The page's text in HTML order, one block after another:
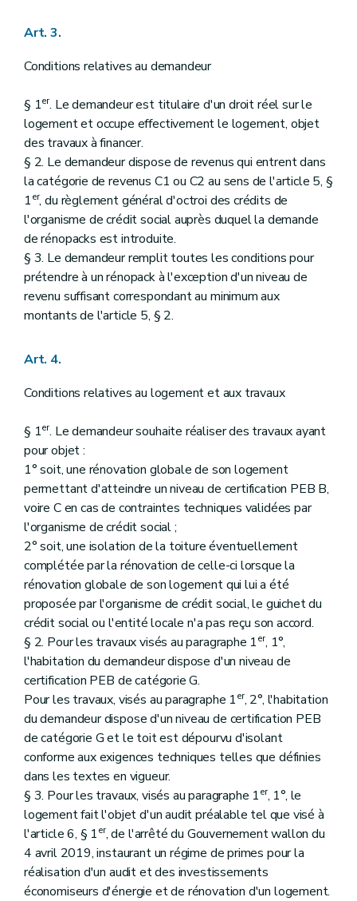
Art. 3.
Conditions relatives au demandeur
§ 1er. Le demandeur est titulaire d'un droit réel sur le
logement et occupe effectivement le logement, objet
des travaux à financer.
§ 2. Le demandeur dispose de revenus qui entrent dans
la catégorie de revenus C1 ou C2 au sens de l'article 5, §
1er, du règlement général d'octroi des crédits de
l'organisme de crédit social auprès duquel la demande
de rénopacks est introduite.
§ 3. Le demandeur remplit toutes les conditions pour
prétendre à un rénopack à l'exception d'un niveau de
revenu suffisant correspondant au minimum aux
montants de l'article 5, § 2.
Art. 4.
Conditions relatives au logement et aux travaux
§ 1er. Le demandeur souhaite réaliser des travaux ayant
pour objet :
1° soit, une rénovation globale de son logement
permettant d'atteindre un niveau de certification PEB B,
voire C en cas de contraintes techniques validées par
l'organisme de crédit social ;
2° soit, une isolation de la toiture éventuellement
complétée par la rénovation de celle-ci lorsque la
rénovation globale de son logement qui lui a été
proposée par l'organisme de crédit social, le guichet du
crédit social ou l'entité locale n'a pas reçu son accord.
§ 2. Pour les travaux visés au paragraphe 1er, 1°,
l'habitation du demandeur dispose d'un niveau de
certification PEB de catégorie G.
Pour les travaux, visés au paragraphe 1er, 2°, l'habitation
du demandeur dispose d'un niveau de certification PEB
de catégorie G et le toit est dépourvu d'isolant
conforme aux exigences techniques telles que définies
dans les textes en vigueur.
§ 3. Pour les travaux, visés au paragraphe 1er, 1°, le
logement fait l'objet d'un audit préalable tel que visé à
l'article 6, § 1er, de l'arrêté du Gouvernement wallon du
4 avril 2019, instaurant un régime de primes pour la
réalisation d'un audit et des investissements
économiseurs d'énergie et de rénovation d'un logement.